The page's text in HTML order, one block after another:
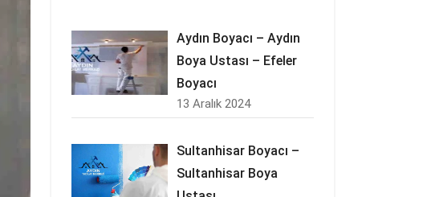
Aydın Boyacı – Aydın
Boya Ustası – Efeler
Boyacı
13 Aralık 2024
Sultanhisar Boyacı –
Sultanhisar Boya